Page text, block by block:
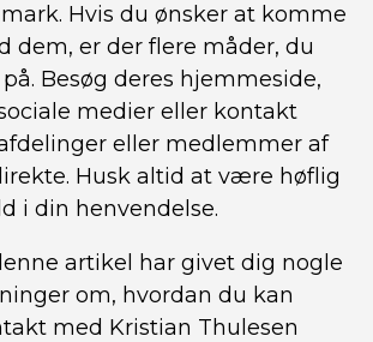
Hvis du ønsker at komme
dem, er der flere måder, du
Besøg deres hjemmeside,
medier eller kontakt
eller medlemmer af
Husk altid at være høflig
i din henvendelse.
artikel har givet dig nogle
om, hvordan du kan
med Kristian Thulesen